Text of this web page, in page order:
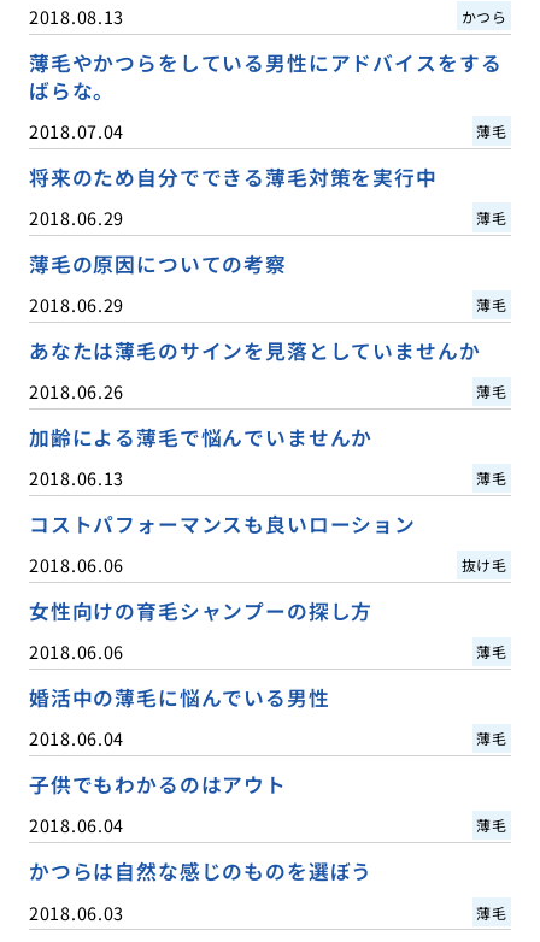
2018.08.13 かつら
薄毛やかつらをしている男性にアドバイスをする
ばらな。
2018.07.04 薄毛
将来のため自分でできる薄毛対策を実行中
2018.06.29 薄毛
薄毛の原因についての考察
2018.06.29 薄毛
あなたは薄毛のサインを見落としていませんか
2018.06.26 薄毛
加齢による薄毛で悩んでいませんか
2018.06.13 薄毛
コストパフォーマンスも良いローション
2018.06.06 抜け毛
女性向けの育毛シャンプーの探し方
2018.06.06 薄毛
婚活中の薄毛に悩んでいる男性
2018.06.04 薄毛
子供でもわかるのはアウト
2018.06.04 薄毛
かつらは自然な感じのものを選ぼう
2018.06.03 薄毛